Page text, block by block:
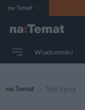
na:Temat
Poland
mama
Rozrywka
Wiadomości
na:Temat Styl życia